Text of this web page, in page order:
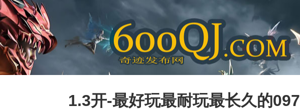
1.3开-最好玩最耐玩最长久的097